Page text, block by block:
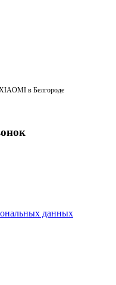
в Белгороде
данных